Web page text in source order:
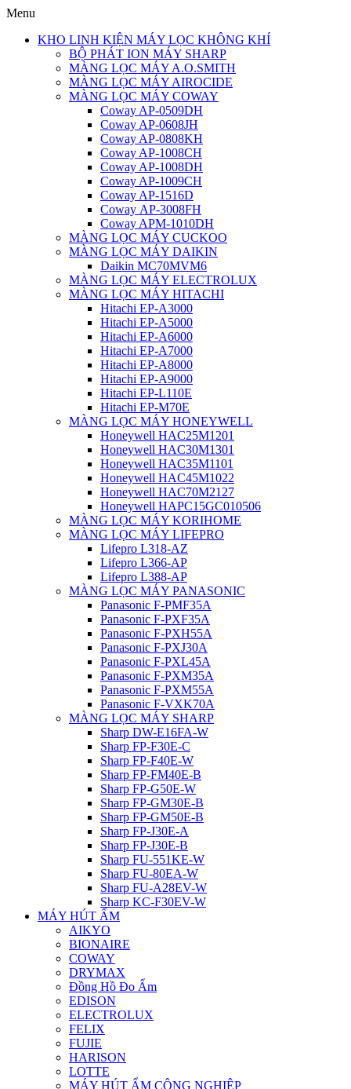
Menu
KHO LINH KIỆN MÁY LỌC KHÔNG KHÍ
BỘ PHÁT ION MÁY SHARP
MÀNG LỌC MÁY A.O.SMITH
MÀNG LỌC MÁY AIROCIDE
MÀNG LỌC MÁY COWAY
Coway AP-0509DH
Coway AP-0608JH
Coway AP-0808KH
Coway AP-1008CH
Coway AP-1008DH
Coway AP-1009CH
Coway AP-1516D
Coway AP-3008FH
Coway APM-1010DH
MÀNG LỌC MÁY CUCKOO
MÀNG LỌC MÁY DAIKIN
Daikin MC70MVM6
MÀNG LỌC MÁY ELECTROLUX
MÀNG LỌC MÁY HITACHI
Hitachi EP-A3000
Hitachi EP-A5000
Hitachi EP-A6000
Hitachi EP-A7000
Hitachi EP-A8000
Hitachi EP-A9000
Hitachi EP-L110E
Hitachi EP-M70E
MÀNG LỌC MÁY HONEYWELL
Honeywell HAC25M1201
Honeywell HAC30M1301
Honeywell HAC35M1101
Honeywell HAC45M1022
Honeywell HAC70M2127
Honeywell HAPC15GC010506
MÀNG LỌC MÁY KORIHOME
MÀNG LỌC MÁY LIFEPRO
Lifepro L318-AZ
Lifepro L366-AP
Lifepro L388-AP
MÀNG LỌC MÁY PANASONIC
Panasonic F-PMF35A
Panasonic F-PXF35A
Panasonic F-PXH55A
Panasonic F-PXJ30A
Panasonic F-PXL45A
Panasonic F-PXM35A
Panasonic F-PXM55A
Panasonic F-VXK70A
MÀNG LỌC MÁY SHARP
Sharp DW-E16FA-W
Sharp FP-F30E-C
Sharp FP-F40E-W
Sharp FP-FM40E-B
Sharp FP-G50E-W
Sharp FP-GM30E-B
Sharp FP-GM50E-B
Sharp FP-J30E-A
Sharp FP-J30E-B
Sharp FU-551KE-W
Sharp FU-80EA-W
Sharp FU-A28EV-W
Sharp KC-F30EV-W
MÁY HÚT ẨM
AIKYO
BIONAIRE
COWAY
DRYMAX
Đồng Hồ Đo Ẩm
EDISON
ELECTROLUX
FELIX
FUJIE
HARISON
LOTTE
MÁY HÚT ẨM CÔNG NGHIỆP